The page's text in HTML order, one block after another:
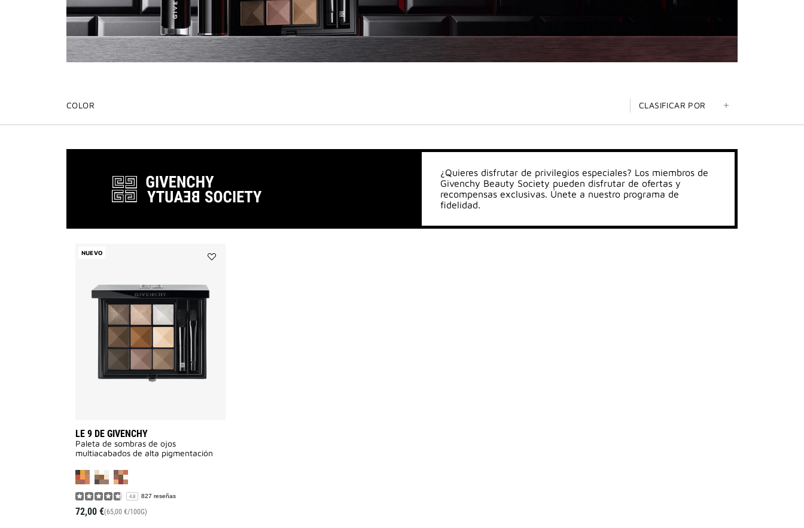
COLOR CLASIFICAR POR
¿Quieres disfrutar de privilegios especiales? Los miembros de
Givenchy Beauty Society pueden disfrutar de ofertas y
recompensas exclusivas. Únete a nuestro programa de
fidelidad.
NUEVO
LE 9 DE GIVENCHY
Paleta de sombras de ojos
multiacabados de alta pigmentación
4.8 827 reseñas
72,00 €(65,00 €/100G)